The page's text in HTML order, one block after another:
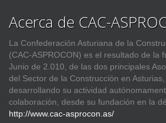
Acerca de CAC-
La Confederación Asturiana de la
(CAC-ASPROCON) es el resultado de la
Junio de 2.010, de las dos principales
del Sector de la Construcción en
desarrollando su actividad
colaboración, desde su fundación en la
http://www.cac-asprocon.as/